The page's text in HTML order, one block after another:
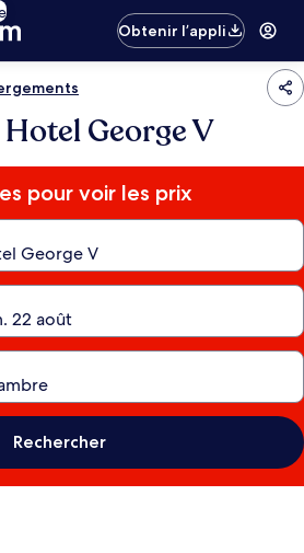
Obtenir l’appli
George V
pour voir les prix
Rechercher